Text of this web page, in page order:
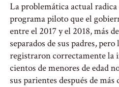
La problemática actual
programa piloto que el
entre el 2017 y el 2018, más
separados de sus padres,
registraron correctamente la
cientos de menores de edad
sus parientes después de más